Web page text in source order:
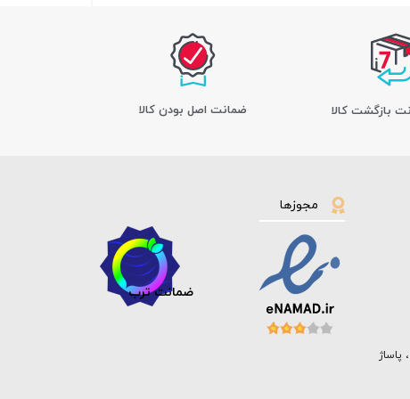
ﺿﻤﺎﻧﺖ اﺻﻞ ﺑﻮدن ﮐﺎﻟﺎ
پاساژ
مجوزها
ضمانت ترب